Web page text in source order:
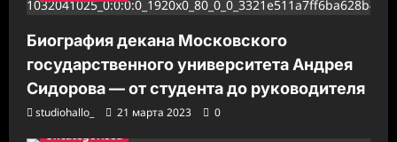
Биография декана Московского
государственного университета Андрея
Сидорова — от студента до руководителя
studiohallo_ 21 марта 2023
0
Uncategorised